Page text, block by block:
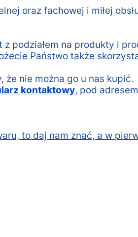
oraz fachowej i miłej
podziałem na produkty i
Państwo także
nie można go u nas kupić.
kontaktowy, pod
to daj nam znać, a w